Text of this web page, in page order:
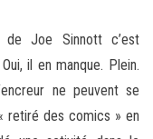
de Joe Sinnott c’est
il en manque. Plein.
ne peuvent se
retiré des comics » en